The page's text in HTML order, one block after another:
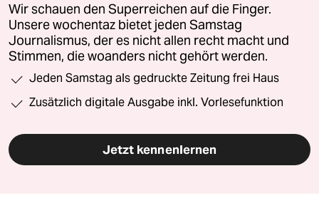
Wir schauen den Superreichen auf die Finger.
Unsere wochentaz bietet jeden Samstag
Journalismus, der es nicht allen recht macht und
Stimmen, die woanders nicht gehört werden.
Jeden Samstag als gedruckte Zeitung frei Haus
Zusätzlich digitale Ausgabe inkl. Vorlesefunktion
Jetzt kennenlernen